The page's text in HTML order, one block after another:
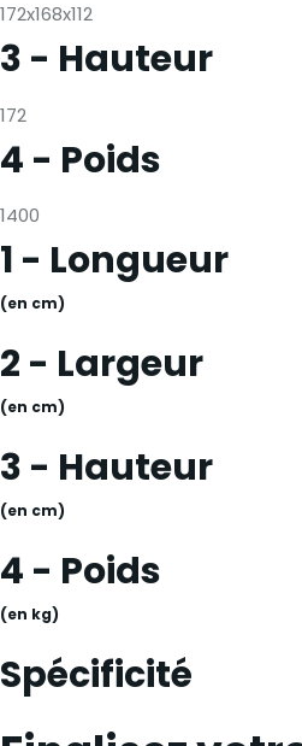
172x168x112
3 - Hauteur
172
4 - Poids
1400
1 - Longueur
(en cm)
2 - Largeur
(en cm)
3 - Hauteur
(en cm)
4 - Poids
(en kg)
Spécificité